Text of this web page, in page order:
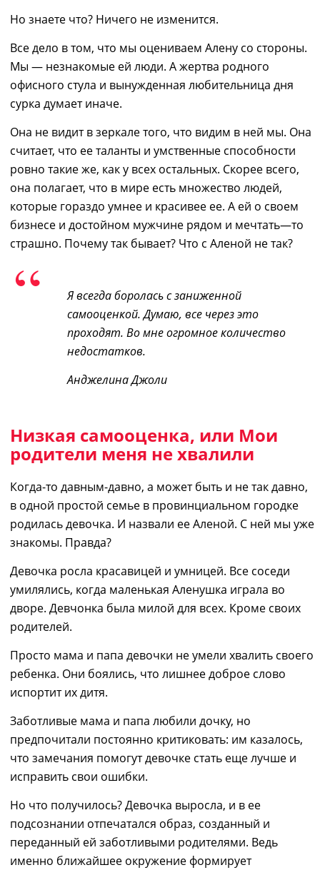
Но знаете что? Ничего не изменится.
Все дело в том, что мы оцениваем Алену со стороны.
Мы ― незнакомые ей люди. А жертва родного
офисного стула и вынужденная любительница дня
сурка думает иначе.
Она не видит в зеркале того, что видим в ней мы. Она
считает, что ее таланты и умственные способности
ровно такие же, каку всех остальных. Скорее всего,
она полагает, что в мире есть множество людей,
которые гораздо умнее и красивее ее. А ей о своем
бизнесе и достойном мужчине рядом и мечтать—то
страшно. Почему так бывает? Что с Аленой не так?
Я всегда боролась с заниженной
самооценкой. Думаю, все через это
проходят. Во мне огромное количество
недостатков.
Анджелина Джоли
Низкая самооценка, или Мои
родители меня не хвалили
Когда-то давным-давно, а может быть и не так давно,
в одной простой семье в провинциальном городке
родилась девочка. И назвали ее Аленой. С ней мы уже
знакомы. Правда?
Девочка росла красавицей и умницей. Все соседи
умилялись, когда маленькая Аленушка играла во
дворе. Девчонка была милой для всех. Кроме своих
родителей.
Просто мама и папа девочки не умели хвалить своего
ребенка. Они боялись, что лишнее доброе слово
испортит их дитя.
Заботливые мама и папа любили дочку, но
предпочитали постоянно критиковать: им казалось,
что замечания помогут девочке стать еще лучше и
исправить свои ошибки.
Но что получилось? Девочка выросла, и в ее
подсознании отпечатался образ, созданный и
переданный ей заботливыми родителями. Ведь
именно ближайшее окружение формирует